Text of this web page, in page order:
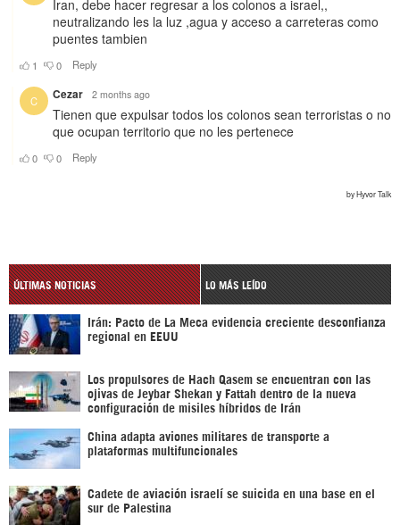
ÚLTIMAS NOTICIAS LO MÁS LEÍDO
Irán: Pacto de La Meca evidencia creciente desconfianza
regional en EEUU
Los propulsores de Hach Qasem se encuentran con las
ojivas de Jeybar Shekan y Fattah dentro de la nueva
configuración de misiles híbridos de Irán
China adapta aviones militares de transporte a
plataformas multifuncionales
Cadete de aviación israelí se suicida en una base en el
sur de Palestina